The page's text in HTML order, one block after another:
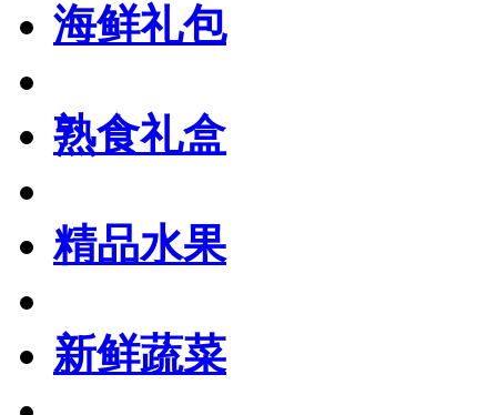
海鲜礼包
熟食礼盒
精品水果
新鲜蔬菜